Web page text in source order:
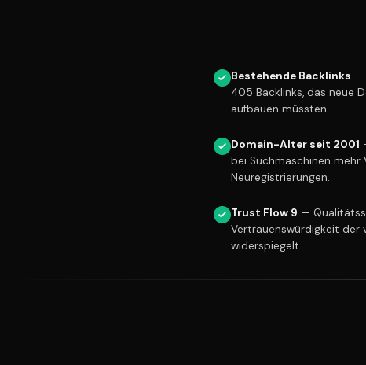
Bestehende Backlinks —
405 Backlinks, das neue
aufbauen müssten.
Domain-Alter seit 2001
bei Suchmaschinen mehr
Neuregistrierungen.
Trust Flow 9 —
Vertrauenswürdigkeit der
widerspiegelt.